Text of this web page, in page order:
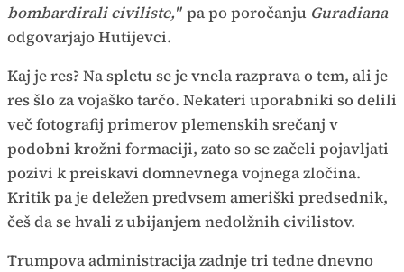
bombardirali civiliste," pa po poročanju Guradiana
odgovarjajo Hutijevci.
Kaj je res? Na spletu se je vnela razprava o tem, ali je
res šlo za vojaško tarčo. Nekateri uporabniki so delili
več fotografij primerov plemenskih srečanj v
podobni krožni formaciji, zato so se začeli pojavljati
pozivi k preiskavi domnevnega vojnega zločina.
Kritik pa je deležen predvsem ameriški predsednik,
češ da se hvali z ubijanjem nedolžnih civilistov.
Trumpova administracija zadnje tri tedne dnevno